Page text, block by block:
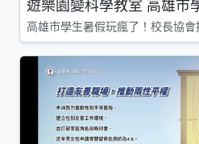
遊樂園變科學教室 高雄市
高雄市學生暑假玩瘋了！校長協